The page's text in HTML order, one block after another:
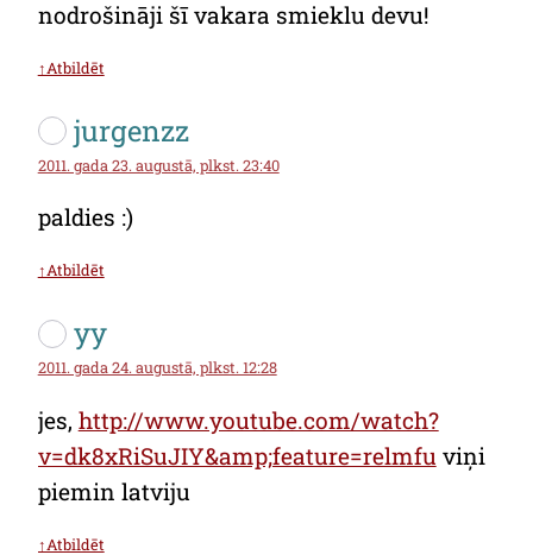
nodrošināji šī vakara smieklu devu!
↑Atbildēt
jurgenzz
2011. gada 23. augustā, plkst. 23:40
paldies :)
↑Atbildēt
yy
2011. gada 24. augustā, plkst. 12:28
jes, http://www.youtube.com/watch?
v=dk8xRiSuJIY&amp;feature=relmfu viņi
piemin latviju
↑Atbildēt